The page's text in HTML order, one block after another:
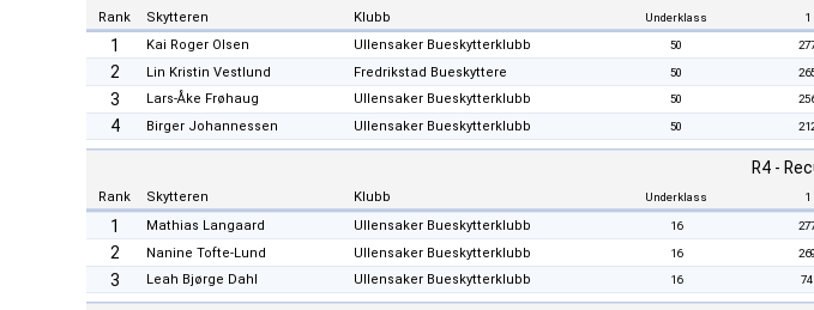
Rank Skytteren Klubb Underklass 1
1 Kai Roger Olsen Ullensaker Bueskytterklubb 50
2 Lin Kristin Vestlund Fredrikstad Bueskyttere 50
3 Lars-Åke Frøhaug Ullensaker Bueskytterklubb 50
4 Birger Johannessen Ullensaker Bueskytterklubb 50
R4 -
Rank Skytteren Klubb Underklass 1
1 Mathias Langaard Ullensaker Bueskytterklubb 16
2 Nanine Tofte-Lund Ullensaker Bueskytterklubb 16 269
3 Leah Bjørge Dahl Ullensaker Bueskytterklubb 16 74